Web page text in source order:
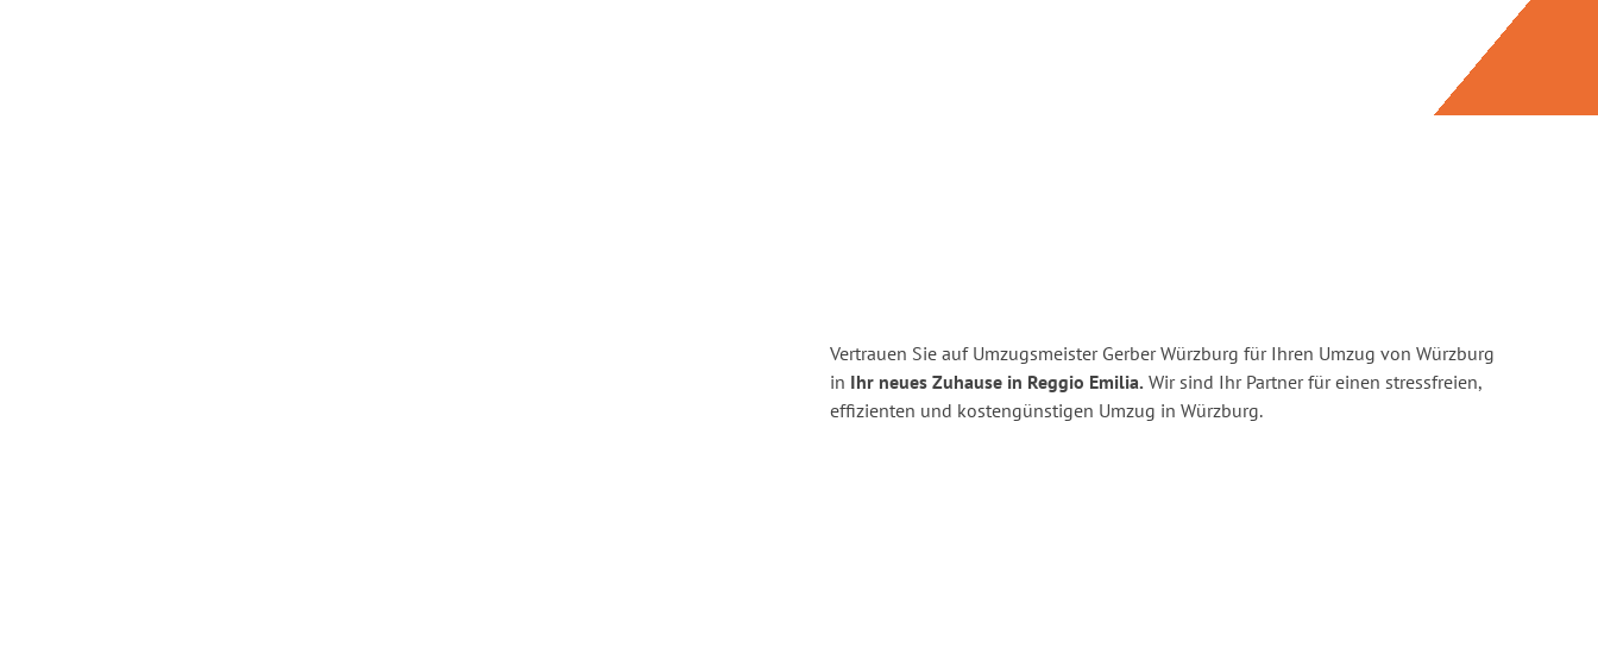
Vertrauen Sie auf Umzugsmeister Gerber Würzburg für Ihren Umzug von Würzburg
in Ihr neues Zuhause in Reggio Emilia. Wir sind Ihr Partner für einen stressfreien,
effizienten und kostengünstigen Umzug in Würzburg.